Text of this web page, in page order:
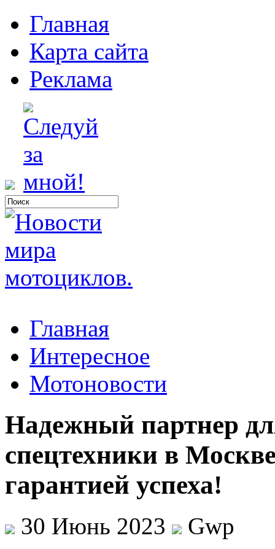
Главная
Карта сайта
Реклама
Главная
Интересное
Мотоновости
Надежный партнер
спецтехники в
гарантией успеха!
30 Июнь 2023
Gwp